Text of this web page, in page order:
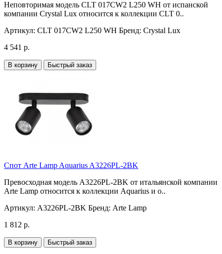
Неповторимая модель CLT 017CW2 L250 WH от испанской
компании Crystal Lux относится к коллекции CLT 0..
Артикул: CLT 017CW2 L250 WH Бренд: Crystal Lux
4 541 р.
В корзину Быстрый заказ
Спот Arte Lamp Aquarius A3226PL-2BK
Превосходная модель A3226PL-2BK от итальянской компании
Arte Lamp относится к коллекции Aquarius и о..
Артикул: A3226PL-2BK Бренд: Arte Lamp
1 812 р.
В корзину Быстрый заказ